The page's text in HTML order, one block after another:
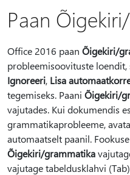
Paan
Office 2016 paan Õigekiri/
probleemisoovituste
Ignoreeri, Lisa
tegemiseks. Paani Õigekiri/
vajutades. Kui dokumendis
grammatikaprobleeme,
automaatselt paanil.
Õigekiri/grammatika
vajutage tabeldusklahvi